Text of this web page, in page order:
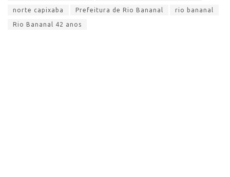
norte capixaba Prefeitura de Rio Bananal rio bananal
Rio Bananal 42 anos